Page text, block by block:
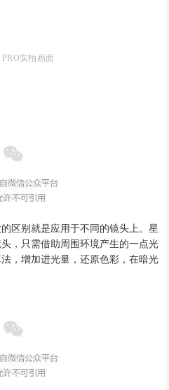
PRO实拍画面
区别就是应用于不同的镜头上。星
，只需借助周围环境产生的一点光
，增加进光量，还原色彩，在暗光